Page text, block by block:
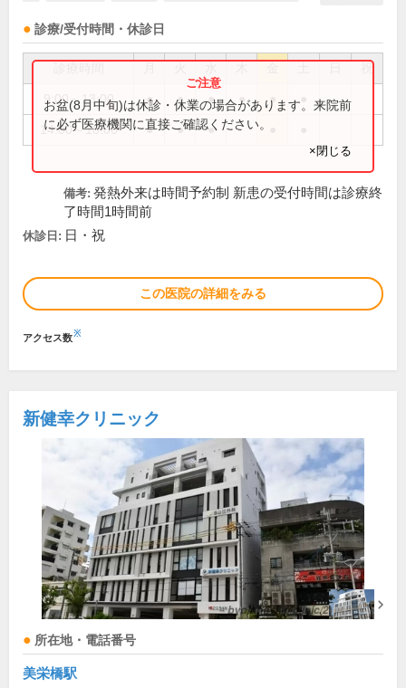
診療/受付時間・休診日
祝
9:00～13:00 ● ● ● ● ●
14:00～18:00 ● ● ●
お盆(8月中旬)は休診・休業の場合があります。来院前
に必ず医療機関に直接ご確認ください。
×閉じる
備考: 発熱外来は時間予約制 新患の受付時間は診療終
了時間1時間前
休診日: 日・祝
この医院の詳細をみる
アクセス数※
新健幸クリニック
所在地・電話番号
美栄橋駅